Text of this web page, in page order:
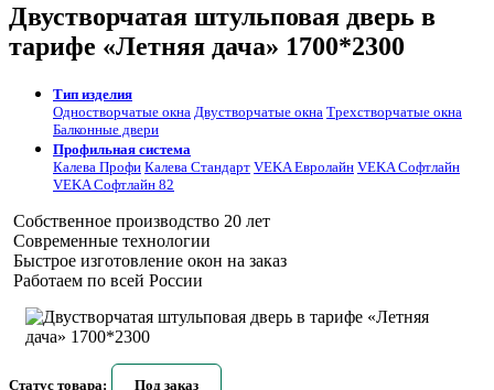
Двустворчатая штульповая дверь в
тарифе «Летняя дача» 1700*2300
Тип изделия
Одностворчатые окна Двустворчатые окна Трехстворчатые окна
Балконные двери
Профильная система
Калева Профи Калева Стандарт VEKA Евролайн VEKA Софтлайн
VEKA Софтлайн 82
Собственное производство 20 лет
Современные технологии
Быстрое изготовление окон на заказ
Работаем по всей России
Статус товара: Под заказ